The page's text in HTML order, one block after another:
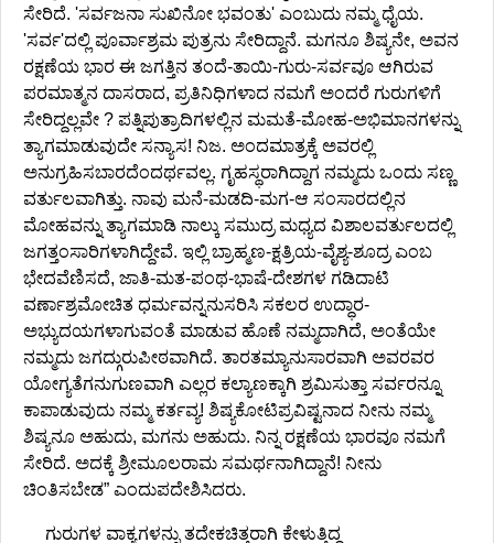
ಸೇರಿದೆ. 'ಸರ್ವಜನಾ ಸುಖಿನೋ ಭವಂತು' ಎಂಬುದು ನಮ್ಮ ಧೈಯ.
'ಸರ್ವ'ದಲ್ಲಿ ಪೂರ್ವಾಶ್ರಮ ಪುತ್ರನು ಸೇರಿದ್ದಾನೆ. ಮಗನೂ ಶಿಷ್ಯನೇ, ಅವನ
ರಕ್ಷಣೆಯ ಭಾರ ಈ ಜಗತ್ತಿನ ತಂದೆ-ತಾಯಿ-ಗುರು-ಸರ್ವವೂ ಆಗಿರುವ
ಪರಮಾತ್ಮನ ದಾಸರಾದ, ಪ್ರತಿನಿಧಿಗಳಾದ ನಮಗೆ ಅಂದರೆ ಗುರುಗಳಿಗೆ
ಸೇರಿದ್ದಲ್ಲವೇ ? ಪತ್ನಿಪುತ್ರಾದಿಗಳಲ್ಲಿನ ಮಮತೆ-ಮೋಹ-ಅಭಿಮಾನಗಳನ್ನು
ತ್ಯಾಗಮಾಡುವುದೇ ಸನ್ಯಾಸ! ನಿಜ. ಅಂದಮಾತ್ರಕ್ಕೆ ಅವರಲ್ಲಿ
ಅನುಗ್ರಹಿಸಬಾರದೆಂದರ್ಥವಲ್ಲ. ಗೃಹಸ್ಥರಾಗಿದ್ದಾಗ ನಮ್ಮದು ಒಂದು ಸಣ್ಣ
ವರ್ತುಲವಾಗಿತ್ತು. ನಾವು ಮನೆ-ಮಡದಿ-ಮಗ-ಆ ಸಂಸಾರದಲ್ಲಿನ
ಮೋಹವನ್ನು ತ್ಯಾಗಮಾಡಿ ನಾಲ್ಕು ಸಮುದ್ರ ಮಧ್ಯದ ವಿಶಾಲವರ್ತುಲದಲ್ಲಿ
ಜಗತ್ತಂಸಾರಿಗಳಾಗಿದ್ದೇವೆ. ಇಲ್ಲಿ ಬ್ರಾಹ್ಮಣ-ಕ್ಷತ್ರಿಯ-ವೈಶ್ಯ-ಶೂದ್ರ ಎಂಬ
ಭೇದವೆಣಿಸದೆ, ಜಾತಿ-ಮತ-ಪಂಥ-ಭಾಷೆ-ದೇಶಗಳ ಗಡಿದಾಟಿ
ವರ್ಣಾಶ್ರಮೋಚಿತ ಧರ್ಮವನ್ನನುಸರಿಸಿ ಸಕಲರ ಉದ್ಧಾರ-
ಅಭ್ಯುದಯಗಳಾಗುವಂತೆ ಮಾಡುವ ಹೊಣೆ ನಮ್ಮದಾಗಿದೆ, ಅಂತೆಯೇ
ನಮ್ಮದು ಜಗದ್ಗುರುಪೀಠವಾಗಿದೆ. ತಾರತಮ್ಯಾನುಸಾರವಾಗಿ ಅವರವರ
ಯೋಗ್ಯತೆಗನುಗುಣವಾಗಿ ಎಲ್ಲರ ಕಲ್ಯಾಣಕ್ಕಾಗಿ ಶ್ರಮಿಸುತ್ತಾ ಸರ್ವರನ್ನೂ
ಕಾಪಾಡುವುದು ನಮ್ಮ ಕರ್ತವ್ಯ! ಶಿಷ್ಯಕೋಟಿಪ್ರವಿಷ್ಟನಾದ ನೀನು ನಮ್ಮ
ಶಿಷ್ಯನೂ ಅಹುದು, ಮಗನು ಅಹುದು. ನಿನ್ನ ರಕ್ಷಣೆಯ ಭಾರವೂ ನಮಗೆ
ಸೇರಿದೆ. ಅದಕ್ಕೆ ಶ್ರೀಮೂಲರಾಮ ಸಮರ್ಥನಾಗಿದ್ದಾನೆ! ನೀನು
ಚಿಂತಿಸಬೇಡ” ಎಂದುಪದೇಶಿಸಿದರು.
ಗುರುಗಳ ವಾಕ್ಯಗಳನ್ನು ತದೇಕಚಿತ್ತರಾಗಿ ಕೇಳುತ್ತಿದ್ದ